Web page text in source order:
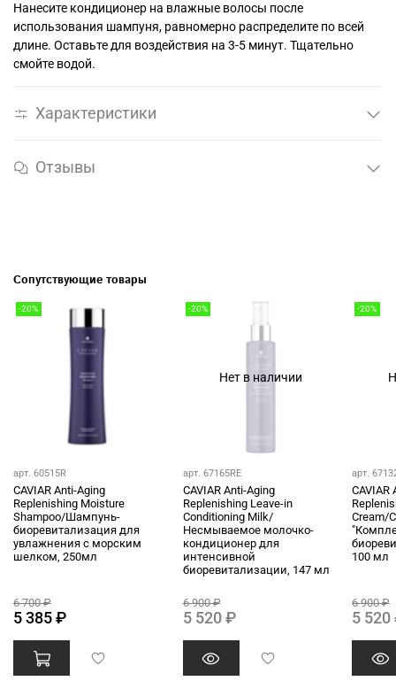
Нанесите кондиционер на влажные волосы после
использования шампуня, равномерно распределите по всей
длине. Оставьте для воздействия на 3-5 минут. Тщательно
смойте водой.
Характеристики
Отзывы
Сопутствующие товары
-20%
арт. 60515R
CAVIAR Anti-Aging
Replenishing Moisture
Shampoo/Шампунь-
биоревитализация для
увлажнения с морским
шелком, 250мл
6 700 ₽
5 385 ₽
Нет в наличии
-20%
арт. 67165RE
CAVIAR Anti-Aging
Replenishing Leave-in
Conditioning Milk/
Несмываемое молочко-
кондиционер для
интенсивной
биоревитализации, 147 мл
6 900 ₽
5 520 ₽
-20%
арт.
CAVIAR
Cream/
100 мл
6 900 ₽
5 520